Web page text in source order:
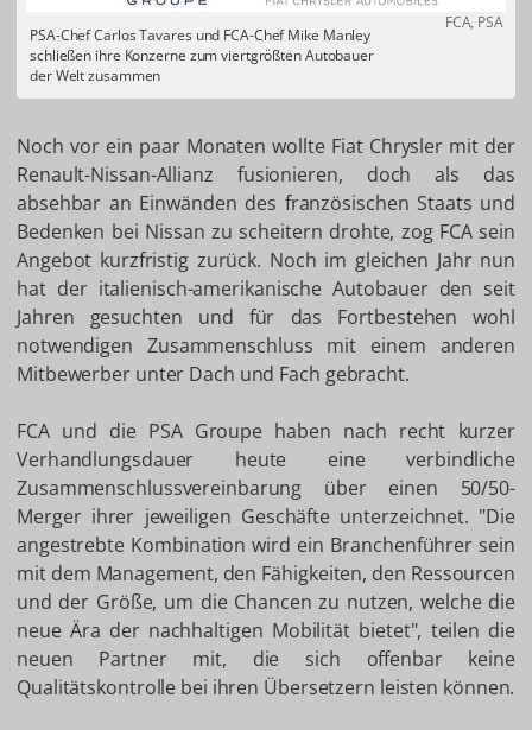
FCA, PSA
PSA-Chef Carlos Tavares und FCA-Chef Mike Manley
schließen ihre Konzerne zum viertgrößten Autobauer
der Welt zusammen
Noch vor ein paar Monaten wollte Fiat Chrysler mit der
Renault-Nissan-Allianz fusionieren, doch als das
absehbar an Einwänden des französischen Staats und
Bedenken bei Nissan zu scheitern drohte, zog FCA sein
Angebot kurzfristig zurück. Noch im gleichen Jahr nun
hat der italienisch-amerikanische Autobauer den seit
Jahren gesuchten und für das Fortbestehen wohl
notwendigen Zusammenschluss mit einem anderen
Mitbewerber unter Dach und Fach gebracht.
FCA und die PSA Groupe haben nach recht kurzer
Verhandlungsdauer heute eine verbindliche
Zusammenschlussvereinbarung über einen 50/50-
Merger ihrer jeweiligen Geschäfte unterzeichnet. "Die
angestrebte Kombination wird ein Branchenführer sein
mit dem Management, den Fähigkeiten, den Ressourcen
und der Größe, um die Chancen zu nutzen, welche die
neue Ära der nachhaltigen Mobilität bietet", teilen die
neuen Partner mit, die sich offenbar keine
Qualitätskontrolle bei ihren Übersetzern leisten können.